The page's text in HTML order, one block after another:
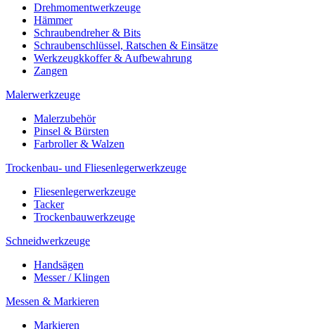
Drehmomentwerkzeuge
Hämmer
Schraubendreher & Bits
Schraubenschlüssel, Ratschen & Einsätze
Werkzeugkkoffer & Aufbewahrung
Zangen
Malerwerkzeuge
Malerzubehör
Pinsel & Bürsten
Farbroller & Walzen
Trockenbau- und Fliesenlegerwerkzeuge
Fliesenlegerwerkzeuge
Tacker
Trockenbauwerkzeuge
Schneidwerkzeuge
Handsägen
Messer / Klingen
Messen & Markieren
Markieren